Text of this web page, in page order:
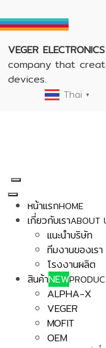
VEGER
company that
devices.
Thai ▼
หน้าแรกHOME
เกี่ยวกับเราABOUT
แนะนำบริษัท
ทีมงานของเรา
โรงงานผลิต
สินค้าNEW
ALPHA-X
VEGER
MOFIT
OEM